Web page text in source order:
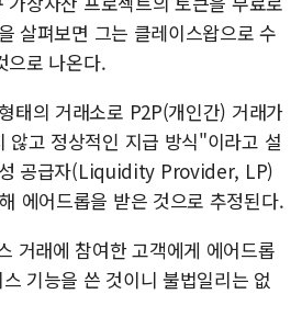
살펴보면 그는 클레이스왑으로 수
으로 나온다.
태의 거래소로 P2P(개인간) 거래가
고 정상적인 지급 방식"이라고 설
성 공급자(Liquidity Provider, LP)
에어드롭을 받은 것으로 추정된다.
거래에 참여한 고객에게 에어드롭
기능을 쓴 것이니 불법일리는 없